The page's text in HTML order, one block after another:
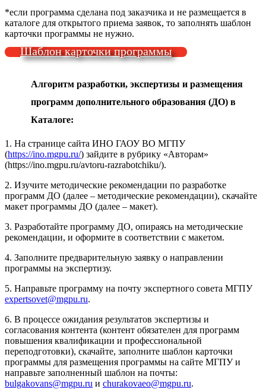
*если программа сделана под заказчика и не размещается в
каталоге для открытого приема заявок, то заполнять шаблон
карточки программы не нужно.
Шаблон карточки программы
Алгоритм разработки, экспертизы и размещения
программ дополнительного образования (ДО) в
Каталоге:
1. На странице сайта ИНО ГАОУ ВО МГПУ
(https://ino.mgpu.ru/) зайдите в рубрику «Авторам»
(https://ino.mgpu.ru/avtoru-razrabotchiku/).
2. Изучите методические рекомендации по разработке
программ ДО (далее – методические рекомендации), скачайте
макет программы ДО (далее – макет).
3. Разработайте программу ДО, опираясь на методические
рекомендации, и оформите в соответствии с макетом.
4. Заполните предварительную заявку о направлении
программы на экспертизу.
5. Направьте программу на почту экспертного совета МГПУ
expertsovet@mgpu.ru.
6. В процессе ожидания результатов экспертизы и
согласования контента (контент обязателен для программ
повышения квалификации и профессиональной
переподготовки), скачайте, заполните шаблон карточки
программы для размещения программы на сайте МГПУ и
направьте заполненный шаблон на почты:
bulgakovans@mgpu.ru и churakovaeo@mgpu.ru.